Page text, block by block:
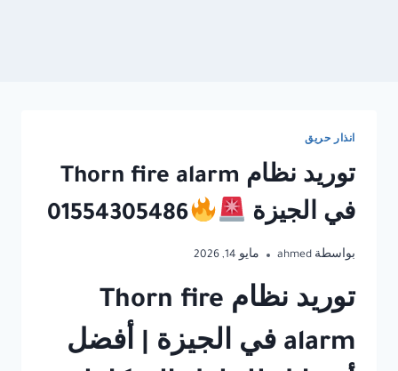
انذار حريق
توريد نظام Thorn fire alarm
في الجيزة
01554305486
بواسطة ahmed مايو 14, 2026
توريد نظام Thorn fire
alarm في الجيزة | أفضل